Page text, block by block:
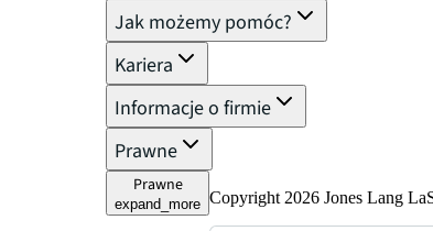
Jak możemy pomóc?
Kariera
Informacje o firmie
Prawne
Prawne
expand_more Copyright 2026 Jones Lang